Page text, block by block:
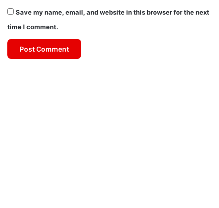
Save my name, email, and website in this browser for the next
time I comment.